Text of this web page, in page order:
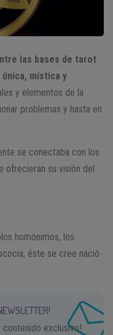
las bases de tarot
mística y
y elementos de la
problemas y hasta en
se conectaba con los
ofrecieran su visión del
homónimos, los
éste se cree nació
contenido exclusivo!